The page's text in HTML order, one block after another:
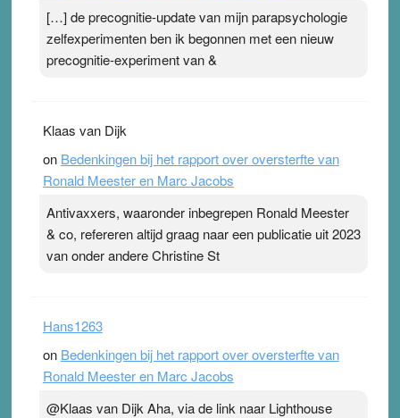
[…] de precognitie-update van mijn parapsychologie
zelfexperimenten ben ik begonnen met een nieuw
precognitie-experiment van &
Klaas van Dijk
on Bedenkingen bij het rapport over oversterfte van
Ronald Meester en Marc Jacobs
Antivaxxers, waaronder inbegrepen Ronald Meester
& co, refereren altijd graag naar een publicatie uit 2023
van onder andere Christine St
Hans1263
on Bedenkingen bij het rapport over oversterfte van
Ronald Meester en Marc Jacobs
@Klaas van Dijk Aha, via de link naar Lighthouse